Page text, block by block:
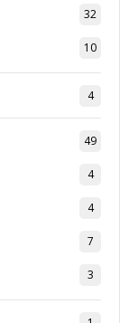
32
10
4
49
4
4
7
3